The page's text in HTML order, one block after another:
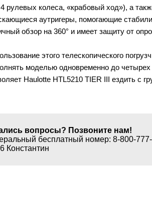
рулевых колеса, «крабовый ход»), а
аутригеры, помогающие
обзор на 360° и имеет защиту от
этого телескопического
моделью одновременно до
Haulotte HTL5210 TIER III ездить с
вопросы? Позвоните нам!
бесплатный номер: 8-800-
Константин